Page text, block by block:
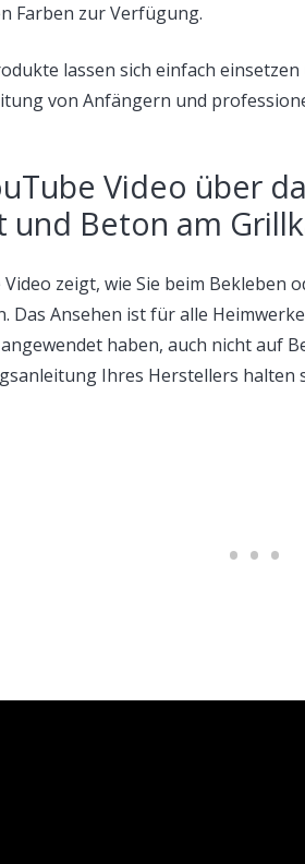
Farben zur Verfügung.
lassen sich einfach
von Anfängern und
Video über
und Beton am
zeigt, wie Sie beim Bekleben
Das Ansehen ist für alle
haben, auch nicht auf
Ihres Herstellers halten